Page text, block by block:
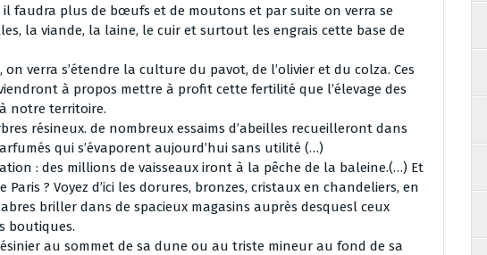
il faudra plus de bœufs et de moutons et par suite on verra se
la viande, la laine, le cuir et surtout les engrais cette base de
on verra s’étendre la culture du pavot, de l’olivier et du colza. Ces
à propos mettre à profit cette fertilité que l’élevage des
notre territoire.
résineux. de nombreux essaims d’abeilles recueilleront dans
qui s’évaporent aujourd’hui sans utilité (…)
: des millions de vaisseaux iront à la pêche de la baleine.(…) Et
? Voyez d’ici les dorures, bronzes, cristaux en chandeliers, en
briller dans de spacieux magasins auprès desquesl ceux
boutiques.
au sommet de sa dune ou au triste mineur au fond de sa